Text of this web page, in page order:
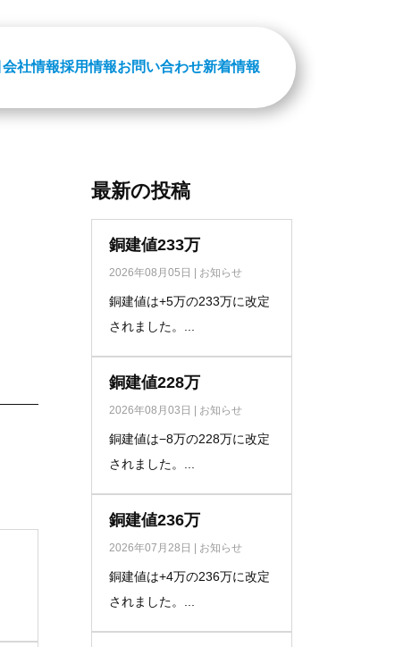
会社情報採用情報お問い合わせ新着情報
最新の投稿
銅建値233万
2026年08月05日 | お知らせ
銅建値は+5万の233万に改定
されました。...
銅建値228万
2026年08月03日 | お知らせ
銅建値は−8万の228万に改定
されました。...
銅建値236万
2026年07月28日 | お知らせ
銅建値は+4万の236万に改定
されました。...